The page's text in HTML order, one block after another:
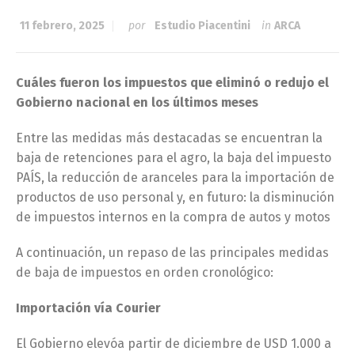
11 febrero, 2025 por Estudio Piacentini in ARCA
Cuáles fueron los impuestos que eliminó o redujo el
Gobierno nacional en los últimos meses
Entre las medidas más destacadas se encuentran la
baja de retenciones para el agro, la baja del impuesto
PAÍS, la reducción de aranceles para la importación de
productos de uso personal y, en futuro: la disminución
de impuestos internos en la compra de autos y motos
A continuación, un repaso de las principales medidas
de baja de impuestos en orden cronológico:
Importación vía Courier
El Gobierno elevóa partir de diciembre de USD 1.000 a